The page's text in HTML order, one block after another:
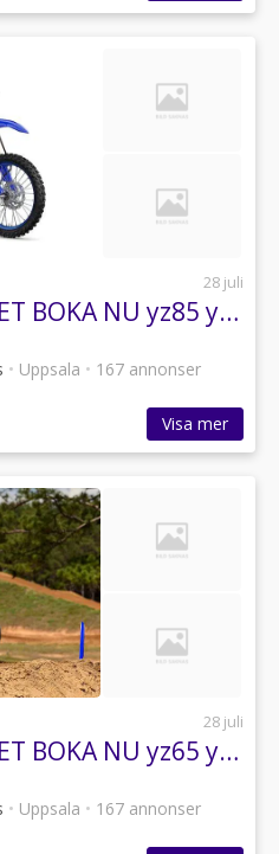
28 juli
Yamaha Yz85 NYHET BOKA NU yz85 yz-85 YZ-85
• Uppsala • 167 annonser
Visa mer
28 juli
Yamaha Yz65 NYHET BOKA NU yz65 yz-65
• Uppsala • 167 annonser